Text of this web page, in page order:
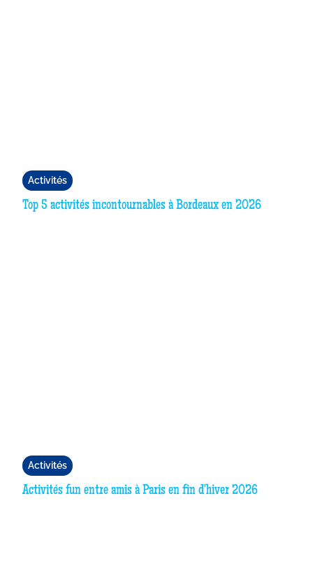
Activités
Top 5 activités incontournables à Bordeaux en 2026
Activités
Activités fun entre amis à Paris en fin d'hiver 2026